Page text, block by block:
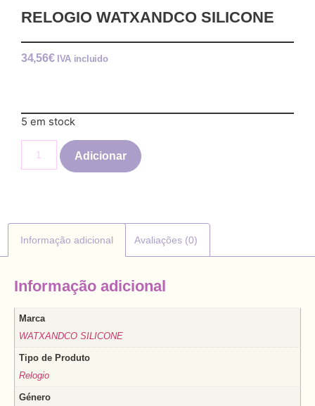
RELOGIO WATXANDCO SILICONE
34,56€ IVA incluido
5 em stock
Adicionar
Informação adicional Avaliações (0)
Informação adicional
Marca
WATXANDCO SILICONE
Tipo de Produto
Relogio
Género